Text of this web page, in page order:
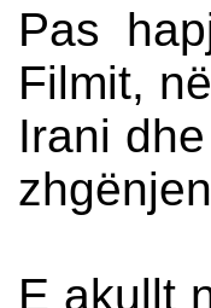
Pas
Filmit,
Irani
E akullt